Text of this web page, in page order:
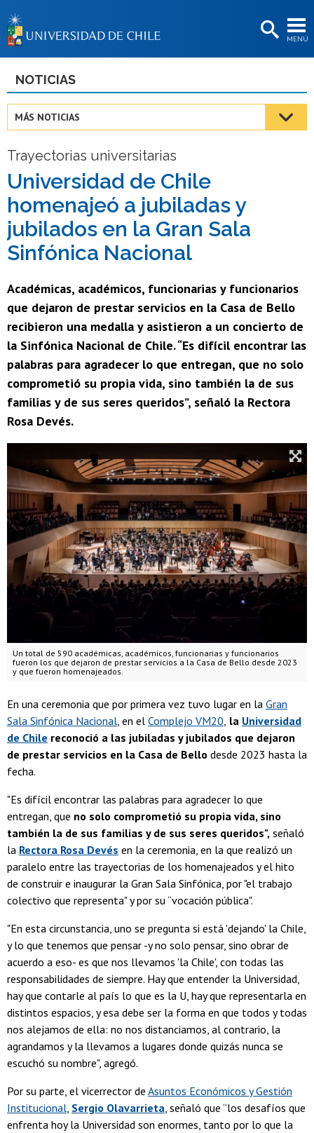
MENÚ
BIBLIOTECAS
Estudiantes
Académicas/os
Funcionarias/os
Egresadas/os
NOTICIAS
MÁS NOTICIAS
Trayectorias universitarias
Universidad de Chile
homenajeó a jubiladas y
jubilados en la Gran Sala
Sinfónica Nacional
Académicas, académicos, funcionarias y funcionarios
que dejaron de prestar servicios en la Casa de Bello
recibieron una medalla y asistieron a un concierto de
la Sinfónica Nacional de Chile. “Es difícil encontrar las
palabras para agradecer lo que entregan, que no solo
comprometió su propia vida, sino también la de sus
familias y de sus seres queridos”, señaló la Rectora
Rosa Devés.
Un total de 590 académicas, académicos, funcionarias y funcionarios
fueron los que dejaron de prestar servicios a la Casa de Bello desde 2023
y que fueron homenajeados.
En una ceremonia que por primera vez tuvo lugar en la Gran
Sala Sinfónica Nacional, en el Complejo VM20, la Universidad
de Chile reconoció a las jubiladas y jubilados que dejaron
de prestar servicios en la Casa de Bello desde 2023 hasta la
fecha.
"Es difícil encontrar las palabras para agradecer lo que
entregan, que no solo comprometió su propia vida, sino
también la de sus familias y de sus seres queridos", señaló
la Rectora Rosa Devés en la ceremonia, en la que realizó un
paralelo entre las trayectorias de los homenajeados y el hito
de construir e inaugurar la Gran Sala Sinfónica, por "el trabajo
colectivo que representa" y por su “vocación pública".
"En esta circunstancia, uno se pregunta si está 'dejando' la Chile,
y lo que tenemos que pensar -y no solo pensar, sino obrar de
acuerdo a eso- es que nos llevamos 'la Chile', con todas las
responsabilidades de siempre. Hay que entender la Universidad,
hay que contarle al país lo que es la U, hay que representarla en
distintos espacios, y esa debe ser la forma en que todos y todas
nos alejamos de ella: no nos distanciamos, al contrario, la
agrandamos y la llevamos a lugares donde quizás nunca se
escuchó su nombre", agregó.
Por su parte, el vicerrector de Asuntos Económicos y Gestión
Institucional, Sergio Olavarrieta, señaló que “los desafíos que
enfrenta hoy la Universidad son enormes, tanto por lo que la